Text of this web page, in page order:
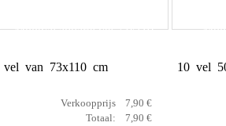
Montval aquarel vel 73x110
vel van 73x110 cm
Verkoopprijs
7,90 €
Totaal:
7,90 €
10 vel